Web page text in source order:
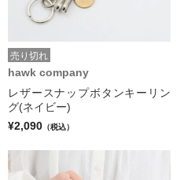
売り切れ
hawk company
レザースナップボタンキーリン
グ(ネイビー)
¥2,090 （税込）